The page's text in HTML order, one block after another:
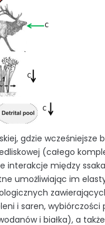
gdzie wcześniejsze
(całego
interakcje między
umożliwiając im
i saren,
i białka), a